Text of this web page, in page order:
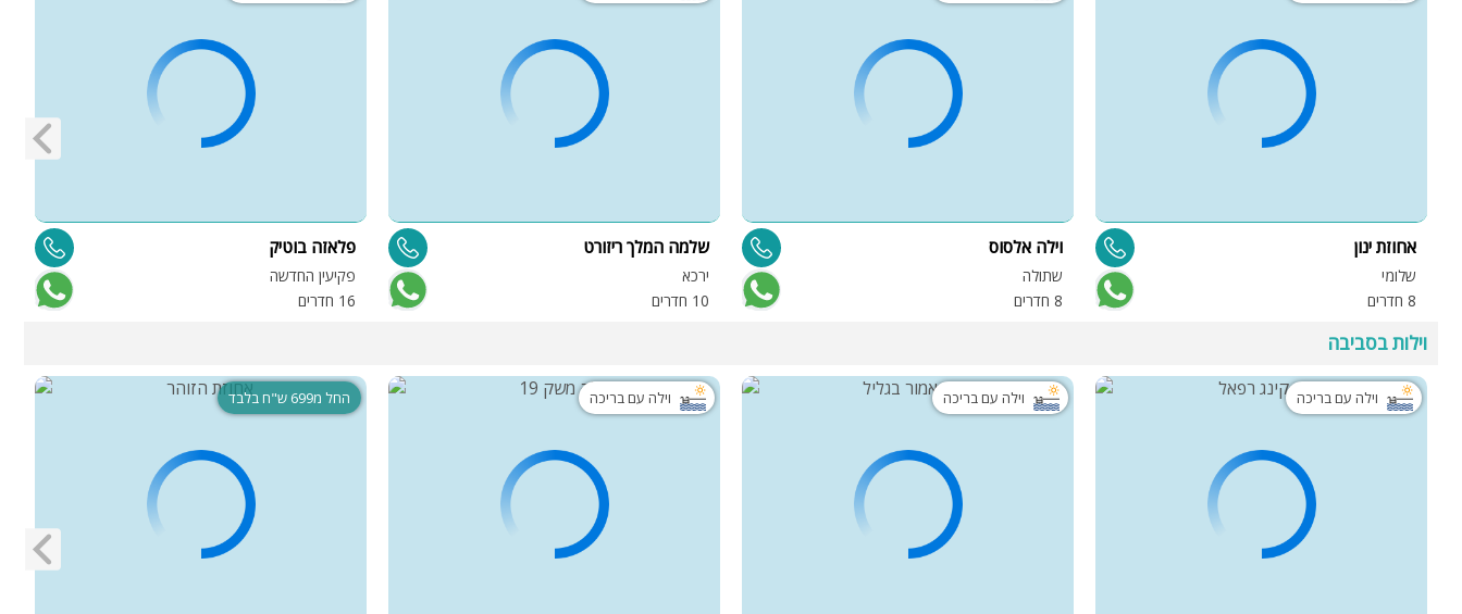
אחוזת ינון
שלומי
8 חדרים
וילה אלסוס
שתולה
8 חדרים
שלמה המלך ריזורט
ירכא
10 חדרים
פלאזה בוטיק
פקיעין החדשה
16 חדרים
וילות בסביבה
וילה עם בריכה וילה עם בריכה וילה עם בריכה החל מ699 ש"ח בלבד